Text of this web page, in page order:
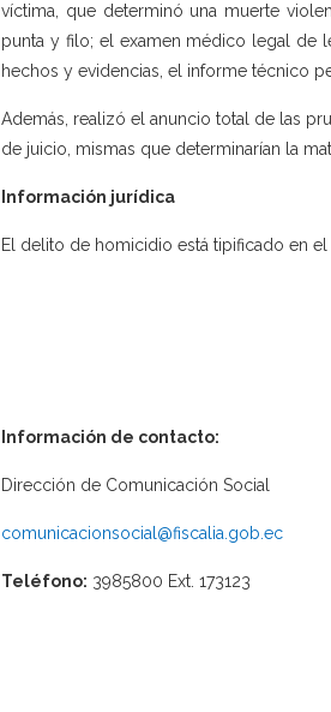
víctima, que determinó una muerte
punta y filo; el examen médico legal de
hechos y evidencias, el informe técnico
Además, realizó el anuncio total de las
de juicio, mismas que determinarían la
Información jurídica
El delito de homicidio está tipificado en el
Información de contacto:
Dirección de Comunicación Social
comunicacionsocial@fiscalia.gob.ec
Teléfono: 3985800 Ext. 173123